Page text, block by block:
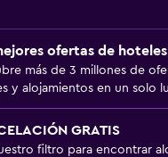
ofertas de
más de 3 millones de
y alojamientos en un solo
GRATIS
filtro para encontrar